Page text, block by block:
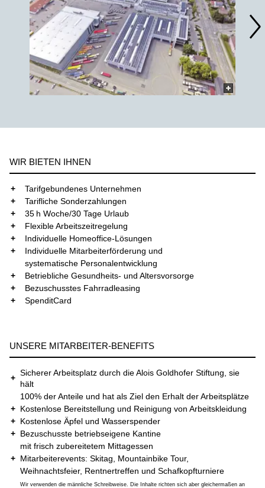
WIR BIETEN IHNEN
+
Tarifgebundenes Unternehmen
+
Tarifliche Sonderzahlungen
+
35 h Woche/30 Tage Urlaub
+
Flexible Arbeitszeitregelung
+
Individuelle Homeoffice-Lösungen
+
Individuelle Mitarbeiterförderung und
systematische Personalentwicklung
+
Betriebliche Gesundheits- und Altersvorsorge
+
Bezuschusstes Fahrradleasing
+
SpenditCard
UNSERE MITARBEITER-BENEFITS
+
Sicherer Arbeitsplatz durch die Alois Goldhofer Stiftung, sie
hält
100% der Anteile und hat als Ziel den Erhalt der Arbeitsplätze
+ Kostenlose Bereitstellung und Reinigung von Arbeitskleidung
+ Kostenlose Äpfel und Wasserspender
+ Bezuschusste betriebseigene Kantine
mit frisch zubereitetem Mittagessen
+ Mitarbeiterevents: Skitag, Mountainbike Tour,
Weihnachtsfeier, Rentnertreffen und Schafkopfturniere
Wir verwenden die männliche Schreibweise. Die Inhalte richten sich aber gleichermaßen an